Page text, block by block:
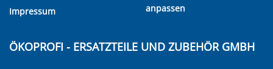
Impressum
anpassen
ÖKOPROFI - ERSATZTEILE UND ZUBEHÖR GMBH